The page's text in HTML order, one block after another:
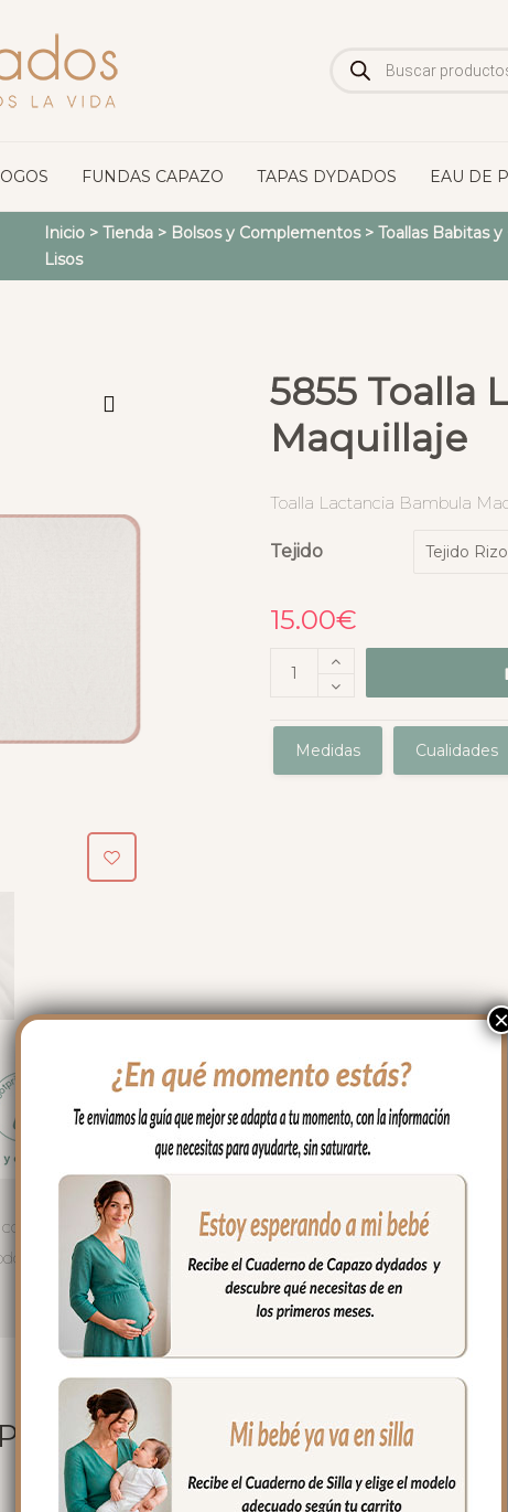
de
productos
FUNDAS CAPAZO TAPAS DYDADOS EAU DE
Inicio> Tienda> Bolsos y Complementos> Toallas Babitas
Lisos
5855 Toalla
Maquillaje
Toalla Lactancia Bambula
Tejido
15.00€
Medidas Cualidades
que hayas elegido para tu capazo.
para poner al hombro después de cada toma.
PRODUCTOS RELACIONADOS
×